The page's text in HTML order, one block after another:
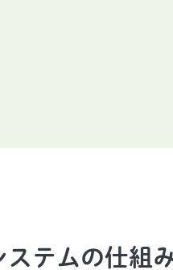
ステムの仕組